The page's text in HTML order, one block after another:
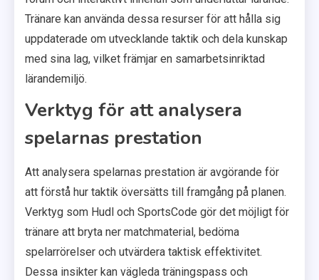
Tränare kan använda dessa resurser för att hålla sig
uppdaterade om utvecklande taktik och dela kunskap
med sina lag, vilket främjar en samarbetsinriktad
lärandemiljö.
Verktyg för att analysera
spelarnas prestation
Att analysera spelarnas prestation är avgörande för
att förstå hur taktik översätts till framgång på planen.
Verktyg som Hudl och SportsCode gör det möjligt för
tränare att bryta ner matchmaterial, bedöma
spelarrörelser och utvärdera taktisk effektivitet.
Dessa insikter kan vägleda träningspass och